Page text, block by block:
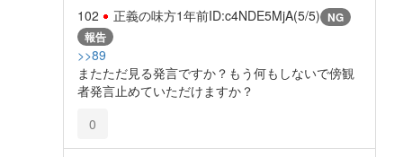
102 正義の味方1年前ID:c4NDE5MjA(5/5) NG
報告
>>89
またただ見る発言ですか？もう何もしないで傍観
者発言止めていただけますか？
0